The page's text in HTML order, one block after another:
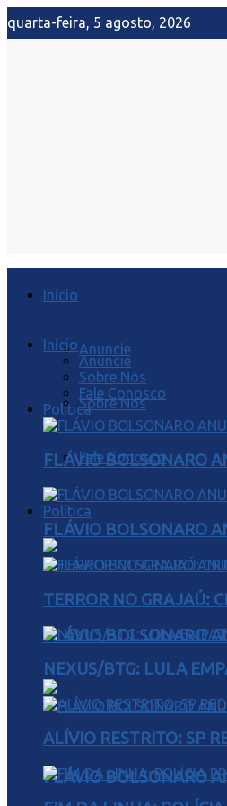
quarta-feira, 5 agosto, 2026
Início
Anuncie
Sobre Nós
Fale Conosco
Política
FLÁVIO BOLSONARO
FLÁVIO BOLSONARO
Início
Anuncie
Sobre Nós
Fale Conosco
Política
FLÁVIO BOLSONARO
FLÁVIO BOLSONARO
TERROR NO GRAJAÚ:
NEXUS/BTG: LULA
ALÍVIO RESTRITO: SP